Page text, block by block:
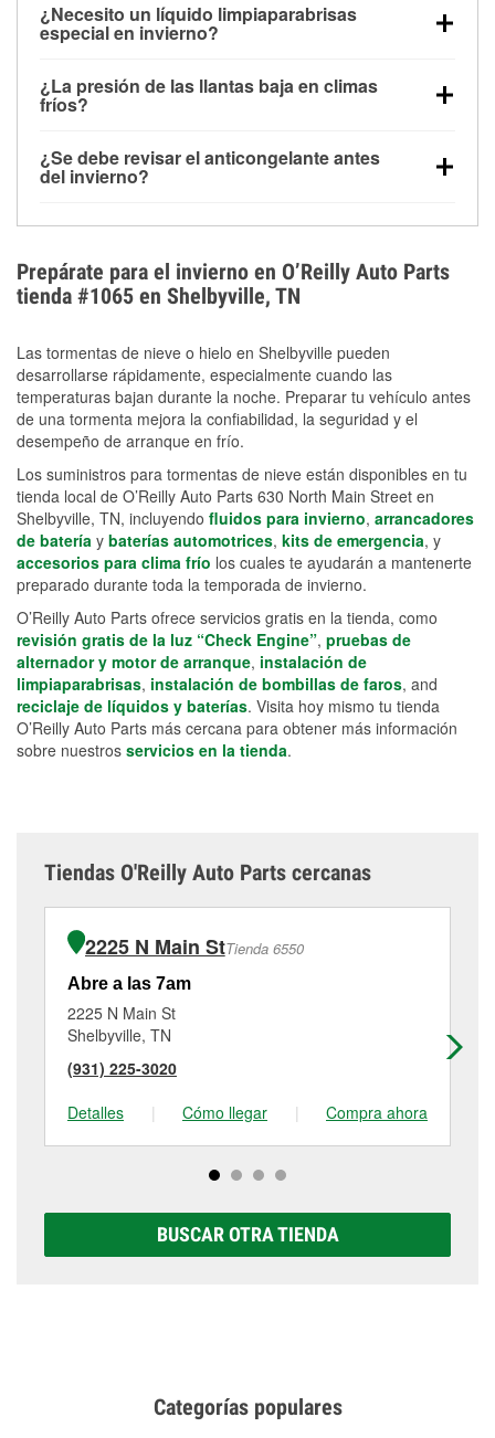
debajo de los 32 °F y puede perder hasta la mitad de
su potencia de arranque cerca de los 0 °F, lo que
arranque.
¿Necesito un líquido limpiaparabrisas
especial en invierno?
la congelación y ayuda a disolver la sal y la nieve
derretida en la carretera para mejorar la visibilidad.
¿La presión de las llantas baja en climas
fríos?
alrededor de 1 PSI por cada 10 °F que baja la
temperatura. Puedes obtener más información sobre
¿Se debe revisar el anticongelante antes
del invierno?
el sobrecalentamiento en condiciones de frío
extremo. Aprende cómo comprobar la protección
anticongelante en nuestra sección How-To.
Prepárate para el invierno en O’Reilly Auto Parts
tienda #1065 en Shelbyville, TN
Las tormentas de nieve o hielo en Shelbyville pueden
desarrollarse rápidamente, especialmente cuando las
temperaturas bajan durante la noche. Preparar tu vehículo antes
de una tormenta mejora la confiabilidad, la seguridad y el
desempeño de arranque en frío.
Los suministros para tormentas de nieve están disponibles en tu
tienda local de O’Reilly Auto Parts 630 North Main Street en
Shelbyville, TN, incluyendo fluidos para invierno, arrancadores
de batería y baterías automotrices, kits de emergencia, y
accesorios para clima frío los cuales te ayudarán a mantenerte
preparado durante toda la temporada de invierno.
O’Reilly Auto Parts ofrece servicios gratis en la tienda, como
revisión gratis de la luz “Check Engine”, pruebas de
alternador y motor de arranque, instalación de
limpiaparabrisas, instalación de bombillas de faros, and
reciclaje de líquidos y baterías. Visita hoy mismo tu tienda
O’Reilly Auto Parts más cercana para obtener más información
sobre nuestros servicios en la tienda.
Tiendas O'Reilly Auto Parts cercanas
2225 N Main StTienda 6550
Abre a las 7am
2225 N Main St
Shelbyville, TN
(931) 225-3020
Detalles
| Cómo llegar | Compra ahora
BUSCAR OTRA TIENDA
Categorías populares